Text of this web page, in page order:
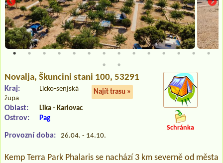
Novalja, Škuncini stani 100, 53291
Najít trasu »
Kraj:
Licko-senjská
župa
Oblast: Lika - Karlovac
Ostrov: Pag
Provozní doba: 26.04. - 14.10.
Schránka
Kemp Terra Park Phalaris se nachází 3 km severně od města